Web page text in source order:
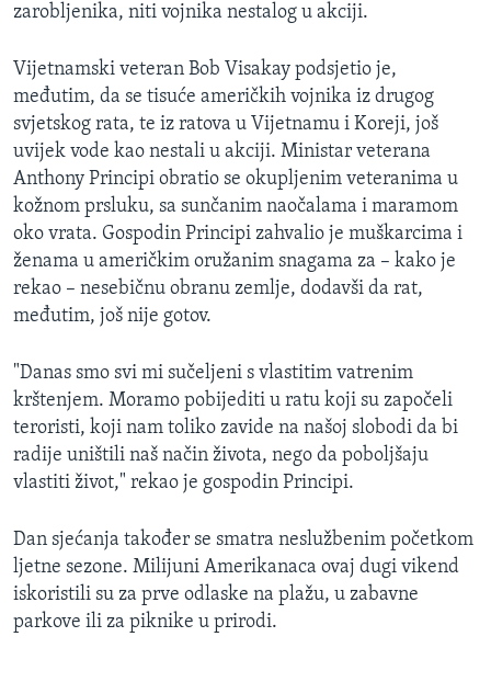
zarobljenika, niti vojnika nestalog u akciji.
Vijetnamski veteran Bob Visakay podsjetio je,
međutim, da se tisuće američkih vojnika iz drugog
svjetskog rata, te iz ratova u Vijetnamu i Koreji, još
uvijek vode kao nestali u akciji. Ministar veterana
Anthony Principi obratio se okupljenim veteranima u
kožnom prsluku, sa sunčanim naočalama i maramom
oko vrata. Gospodin Principi zahvalio je muškarcima i
ženama u američkim oružanim snagama za – kako je
rekao – nesebičnu obranu zemlje, dodavši da rat,
međutim, još nije gotov.
"Danas smo svi mi sučeljeni s vlastitim vatrenim
krštenjem. Moramo pobijediti u ratu koji su započeli
teroristi, koji nam toliko zavide na našoj slobodi da bi
radije uništili naš način života, nego da poboljšaju
vlastiti život," rekao je gospodin Principi.
Dan sjećanja također se smatra neslužbenim početkom
ljetne sezone. Milijuni Amerikanaca ovaj dugi vikend
iskoristili su za prve odlaske na plažu, u zabavne
parkove ili za piknike u prirodi.